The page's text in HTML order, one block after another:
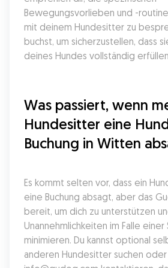
Bewegungsvorlieben und -
mit deinem Hundesitter zu
buchst, um sicherzustellen, dass
deines Hundes vollständig
Was passiert, wenn
Hundesitter eine
Buchung in Witten
Es kommt selten vor, dass ein
eine Buchung absagt, aber das
bereit, um dich zu unterstützen
Unannehmlichkeiten im Falle einer
minimieren. Du kannst optional
anderen Hundesitter suchen